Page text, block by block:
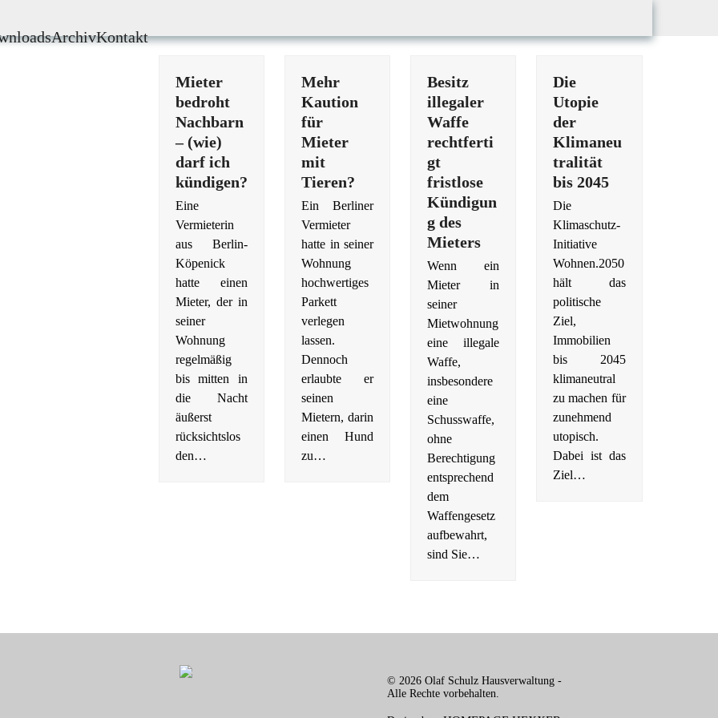
ArchivKontakt
Mieter
bedroht
Nachbarn
– (wie)
darf ich
kündigen?
Eine
Vermieterin
aus Berlin-
Köpenick
hatte einen
Mieter, der in
seiner
Wohnung
regelmäßig
bis mitten in
die Nacht
äußerst
rücksichtslos
den…
Mehr
Kaution
für
Mieter
mit
Tieren?
Ein Berliner
Vermieter
hatte in seiner
Wohnung
hochwertiges
Parkett
verlegen
lassen.
Dennoch
erlaubte er
seinen
Mietern, darin
einen Hund
zu…
Besitz
illegaler
Waffe
rechtferti
gt
fristlose
Kündigun
g des
Mieters
Wenn ein
Mieter in
seiner
Mietwohnung
eine illegale
Waffe,
insbesondere
eine
Schusswaffe,
ohne
Berechtigung
entsprechend
dem
Waffengesetz
aufbewahrt,
sind Sie…
Die
Utopie
der
Klimaneu
tralität
bis 2045
Die
Klimaschutz-
Initiative
Wohnen.2050
hält das
politische
Ziel,
Immobilien
bis 2045
klimaneutral
zu machen für
zunehmend
utopisch.
Dabei ist das
Ziel…
© 2026 Olaf Schulz Hausverwaltung -
Alle Rechte vorbehalten.